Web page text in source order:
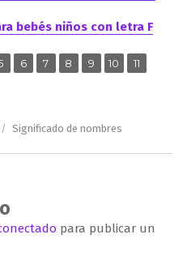
bebés niños con letra F
,Página
6 ,
Página
7 ,
Página
8 ,
Página
9 ,
Página
10 ,
Página
11
Categorías
Significado de nombres
para publicar un